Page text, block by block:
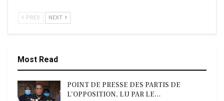
PREV NEXT
Most Read
POINT DE PRESSE DES PARTIS DE
L’OPPOSITION, LU PAR LE…